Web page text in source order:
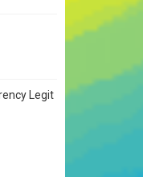
Legit